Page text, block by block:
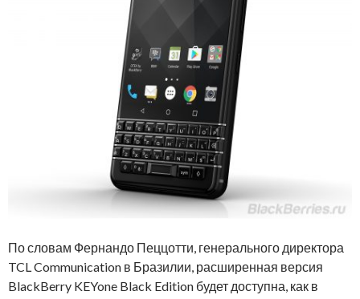
По словам Фернандо Пеццотти, генерального директора
TCL Communication в Бразилии, расширенная версия
BlackBerry KEYone Black Edition будет доступна, как в